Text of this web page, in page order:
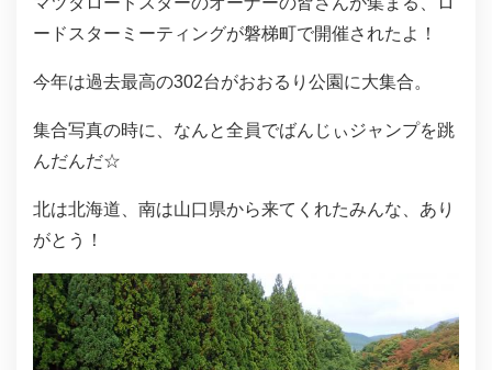
ードスターミーティングが磐梯町で開催されたよ！
今年は過去最高の302台がおおるり公園に大集合。
集合写真の時に、なんと全員でばんじぃジャンプを跳
んだんだ☆
北は北海道、南は山口県から来てくれたみんな、あり
がとう！